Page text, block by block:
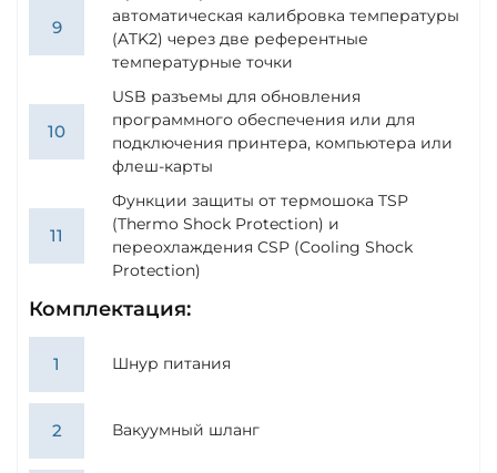
автоматическая калибровка температуры
(ATK2) через две референтные
температурные точки
USB разъемы для обновления
программного обеспечения или для
подключения принтера, компьютера или
флеш-карты
Функции защиты от термошока TSP
(Thermo Shock Protection) и
переохлаждения CSP (Cooling Shock
Protection)
Комплектация:
Шнур питания
Вакуумный шланг